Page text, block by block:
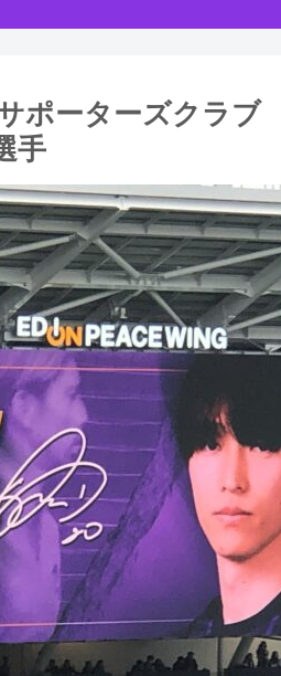
ポーターズクラブ
手